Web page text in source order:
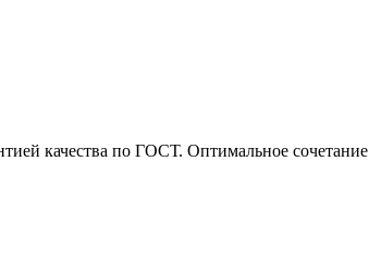
качества по ГОСТ. Оптимальное сочетание